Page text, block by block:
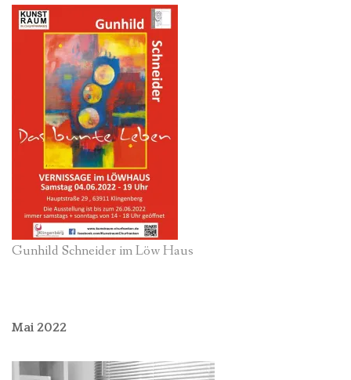
Gunhild Schneider im Löw Haus
Mai 2022